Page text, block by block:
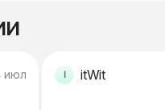
июл itWit